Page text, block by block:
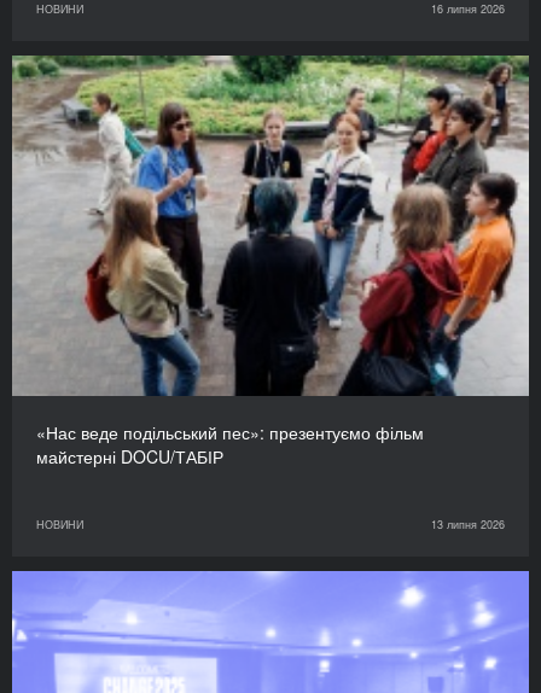
НОВИНИ 16 липня 2026
«Нас веде подільський пес»: презентуємо фільм
майстерні DOCU/ТАБІР
НОВИНИ 13 липня 2026